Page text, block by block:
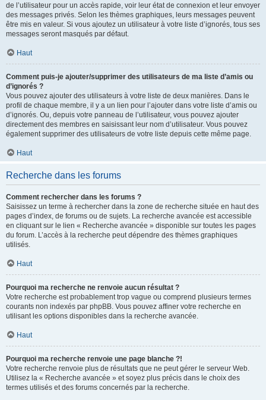
de l’utilisateur pour un accès rapide, voir leur état de connexion et leur envoyer
des messages privés. Selon les thèmes graphiques, leurs messages peuvent
être mis en valeur. Si vous ajoutez un utilisateur à votre liste d’ignorés, tous ses
messages seront masqués par défaut.
Haut
Comment puis-je ajouter/supprimer des utilisateurs de ma liste d’amis ou
d’ignorés ?
Vous pouvez ajouter des utilisateurs à votre liste de deux manières. Dans le
profil de chaque membre, il y a un lien pour l’ajouter dans votre liste d’amis ou
d’ignorés. Ou, depuis votre panneau de l’utilisateur, vous pouvez ajouter
directement des membres en saisissant leur nom d’utilisateur. Vous pouvez
également supprimer des utilisateurs de votre liste depuis cette même page.
Haut
Recherche dans les forums
Comment rechercher dans les forums ?
Saisissez un terme à rechercher dans la zone de recherche située en haut des
pages d’index, de forums ou de sujets. La recherche avancée est accessible
en cliquant sur le lien « Recherche avancée » disponible sur toutes les pages
du forum. L’accès à la recherche peut dépendre des thèmes graphiques
utilisés.
Haut
Pourquoi ma recherche ne renvoie aucun résultat ?
Votre recherche est probablement trop vague ou comprend plusieurs termes
courants non indexés par phpBB. Vous pouvez affiner votre recherche en
utilisant les options disponibles dans la recherche avancée.
Haut
Pourquoi ma recherche renvoie une page blanche ?!
Votre recherche renvoie plus de résultats que ne peut gérer le serveur Web.
Utilisez la « Recherche avancée » et soyez plus précis dans le choix des
termes utilisés et des forums concernés par la recherche.